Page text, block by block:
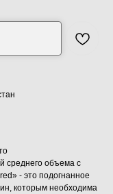
среднего объема с
- это подогнанное
которым необходима